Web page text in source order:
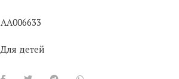
АА006633
Для детей